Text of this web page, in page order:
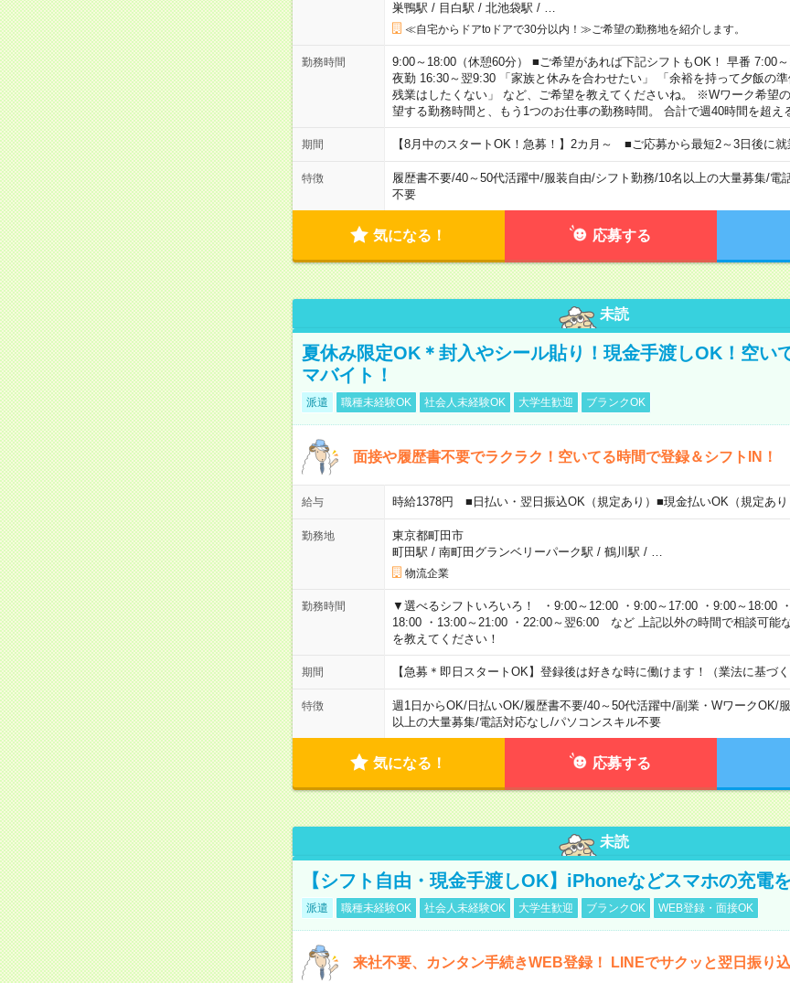
巣鴨駅 / 目白駅 / 北池袋駅 / …
≪自宅からドアtoドアで30分以内！≫ご希望の勤務地を紹介します。
勤務時間
9:00～18:00（休憩60分） ■ご希望があれば下記シフトもOK！ 早番 7:00
夜勤 16:30～翌9:30 「家族と休みを合わせたい」 「余裕を持って夕飯の
残業はしたくない」 など、ご希望を教えてくださいね。 ※Wワーク希望
望する勤務時間と、もう1つのお仕事の勤務時間。 合計で週40時間を超え
期間 【8月中のスタートOK！急募！】2カ月～ ■ご応募から最短2～3日後に就
特徴 履歴書不要/40～50代活躍中/服装自由/シフト勤務/10名以上の大量募集/電
不要
気になる！ 応募する
未読
夏休み限定OK＊封入やシール貼り！現金手渡しOK！空い
マバイト！
派遣 職種未経験OK 社会人未経験OK 大学生歓迎 ブランクOK
面接や履歴書不要でラクラク！空いてる時間で登録＆シフトIN！
給与 時給1378円 ■日払い・翌日振込OK（規定あり）■現金払いOK（規定あり
勤務地
東京都町田市
町田駅 / 南町田グランベリーパーク駅 / 鶴川駅 / …
物流企業
勤務時間
▼選べるシフトいろいろ！ ・9:00～12:00 ・9:00～17:00 ・9:00～18:00
18:00 ・13:00～21:00 ・22:00～翌6:00 など 上記以外の時間で相談可能
を教えてください！
期間 【急募＊即日スタートOK】登録後は好きな時に働けます！（業法に基づく
特徴 週1日からOK/日払いOK/履歴書不要/40～50代活躍中/副業・WワークOK/
以上の大量募集/電話対応なし/パソコンスキル不要
気になる！ 応募する
未読
【シフト自由・現金手渡しOK】iPhoneなどスマホの充電
派遣 職種未経験OK 社会人未経験OK 大学生歓迎 ブランクOK WEB登録・面接OK
来社不要、カンタン手続きWEB登録！ LINEでサクッと翌日振り込